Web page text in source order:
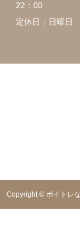
22：00
定休日：日曜日
Copyright © ボイトレ